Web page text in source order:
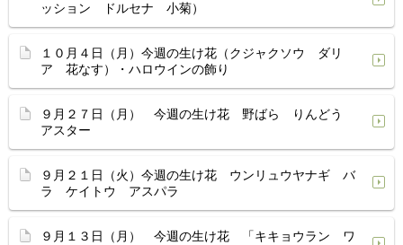
ッション ドルセナ 小菊）
１０月４日（月）今週の生け花（クジャクソウ ダリ
ア 花なす）・ハロウインの飾り
９月２７日（月） 今週の生け花 野ばら りんどう
アスター
９月２１日（火）今週の生け花 ウンリュウヤナギ バ
ラ ケイトウ アスパラ
９月１３日（月） 今週の生け花 「キキョウラン ワ